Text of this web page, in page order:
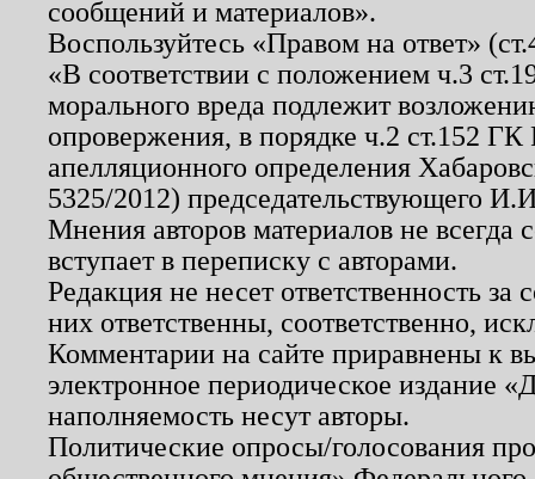
сообщений и материалов».
Воспользуйтесь «Правом на ответ»
«В соответствии с положением ч.3
морального вреда подлежит
опровержения, в порядке ч.2 ст.152
апелляционного определения
5325/2012) председательствующего
Мнения авторов материалов не
вступает в переписку с авторами.
Редакция не несет ответственность
них ответственны, соответственно,
Комментарии на сайте приравнены к
электронное периодическое издание
наполняемость несут авторы.
Политические опросы/голосования